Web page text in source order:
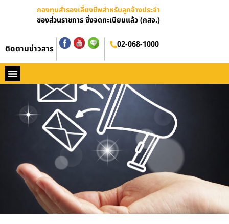
กองทุนสำรองเลี้ยงชีพสำหรับลูกจ้างประจำ
ของส่วนราชการ ซึ่งจดทะเบียนแล้ว (กสจ.)
ติดตามข่าวสาร 02-068-1000